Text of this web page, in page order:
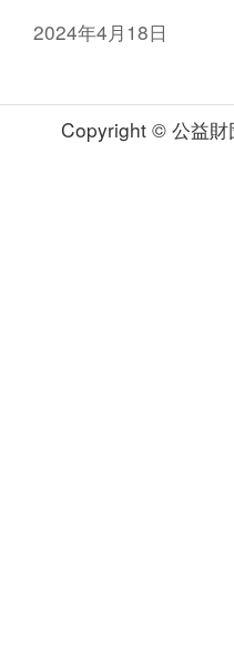
2024年4月18日
Copyright © 公益財